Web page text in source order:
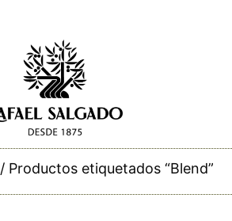
/ Productos etiquetados “Blend”